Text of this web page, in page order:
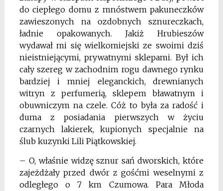
do ciepłego domu z mnóstwem pakuneczków
zawieszonych na ozdobnych sznureczkach,
ładnie opakowanych. Jakiż Hrubieszów
wydawał mi się wielkomiejski ze swoimi dziś
nieistniejącymi, prywatnymi sklepami. Był ich
cały szereg w zachodnim rogu dawnego rynku
bardziej i mniej eleganckich, drewnianych
witryn z perfumerią, sklepem bławatnym i
obuwniczym na czele. Cóż to była za radość i
duma z posiadania pierwszych w życiu
czarnych lakierek, kupionych specjalnie na
ślub kuzynki Lili Piątkowskiej.
– O, właśnie widzę sznur sań dworskich, które
zajeżdżały przed dwór z gośćmi weselnymi z
odległego o 7 km Czumowa. Para Młoda